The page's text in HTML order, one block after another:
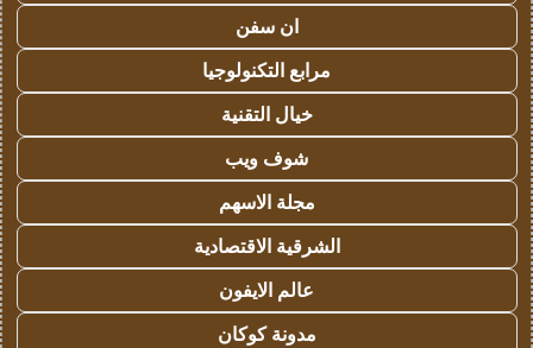
ان سفن
مرابع التكنولوجيا
خيال التقنية
شوف ويب
مجلة الاسهم
الشرقية الاقتصادية
عالم الايفون
مدونة كوكان